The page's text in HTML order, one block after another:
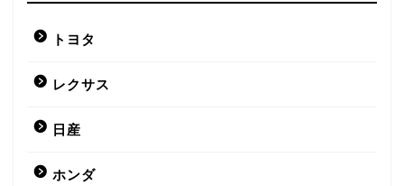
トヨタ
レクサス
日産
ホンダ